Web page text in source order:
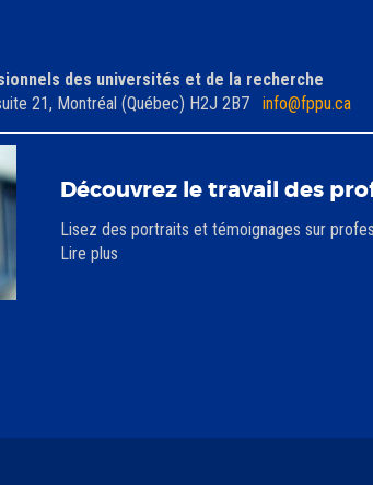
des universités et de la recherche
21, Montréal (Québec) H2J 2B7 info@fppu.ca
Découvrez le travail des
Lisez des portraits et témoignages sur
Lire plus